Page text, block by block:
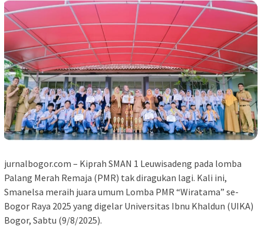
jurnalbogor.com – Kiprah SMAN 1 Leuwisadeng pada lomba
Palang Merah Remaja (PMR) tak diragukan lagi. Kali ini,
Smanelsa meraih juara umum Lomba PMR “Wiratama” se-
Bogor Raya 2025 yang digelar Universitas Ibnu Khaldun (UIKA)
Bogor, Sabtu (9/8/2025).